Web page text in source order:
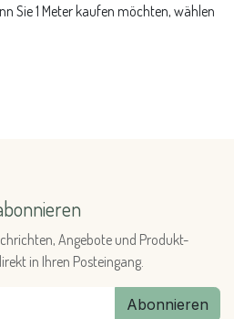
Sie 1 Meter kaufen möchten, wählen
Angebote und Produkt-
in Ihren Posteingang.
Abonnieren